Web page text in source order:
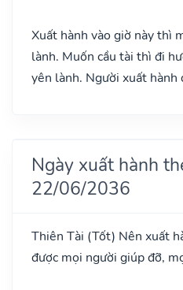
Xuất hành vào giờ này thì
lành. Muốn cầu tài thì đi
yên lành. Người xuất hành
Ngày xuất hành
22/06/2036
Thiên Tài (Tốt) Nên xuất
được mọi người giúp đỡ,